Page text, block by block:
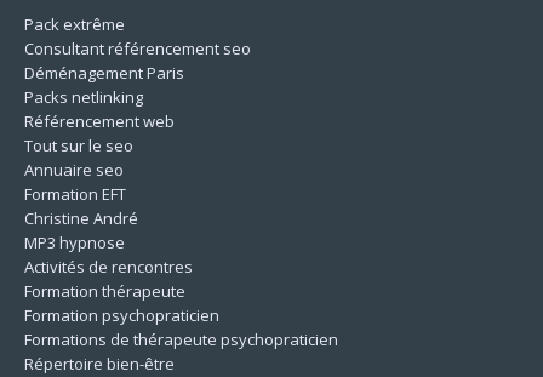
Pack extrême
Consultant référencement seo
Déménagement Paris
Packs netlinking
Référencement web
Tout sur le seo
Annuaire seo
Formation EFT
Christine André
MP3 hypnose
Activités de rencontres
Formation thérapeute
Formation psychopraticien
Formations de thérapeute psychopraticien
Répertoire bien-être